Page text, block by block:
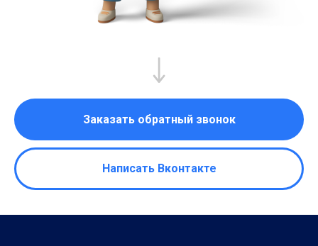
Заказать обратный звонок
Написать Вконтакте